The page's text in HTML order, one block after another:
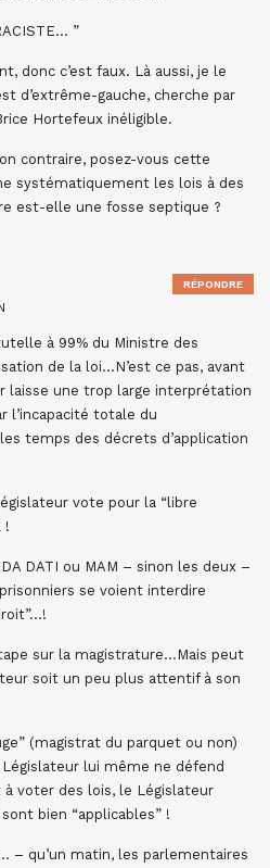
”
donc c’est faux. Là aussi, je le
d’extrême-gauche, cherche par
Hortefeux inéligible.
contraire, posez-vous cette
systématiquement les lois à des
est-elle une fosse septique ?
à 99% du Ministre des
de la loi…N’est ce pas, avant
laisse une trop large interprétation
l’incapacité totale du
temps des décrets d’application
vote pour la “libre
!
DATI ou MAM – sinon les deux –
se voient interdire
sur la magistrature…Mais peut
soit un peu plus attentif à son
(magistrat du parquet ou non)
lui même ne défend
voter des lois, le Législateur
bien “applicables” !
– qu’un matin, les parlementaires
RÉPONDRE